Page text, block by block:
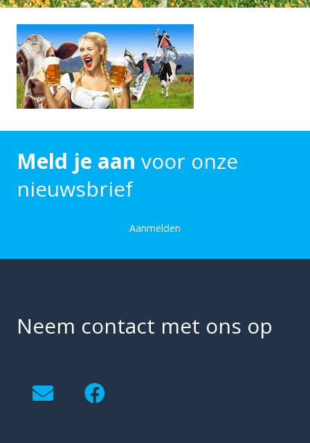
Meld je aan voor onze
nieuwsbrief
Aanmelden
Neem contact met ons op